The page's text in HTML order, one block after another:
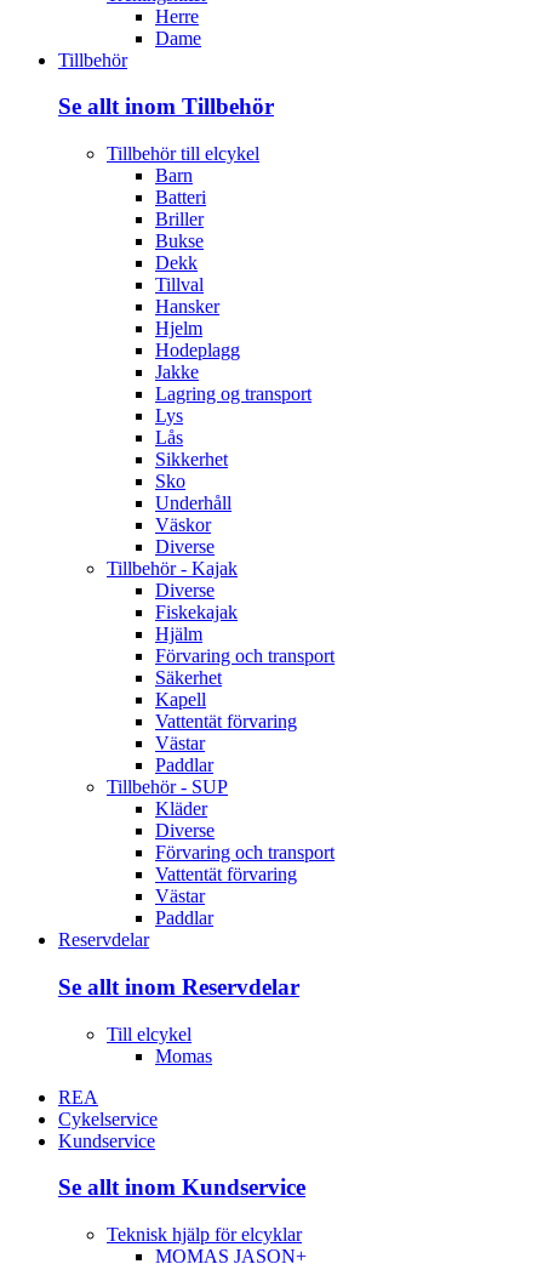
Herre
Dame
Tillbehör
Se allt inom Tillbehör
Tillbehör till elcykel
Barn
Batteri
Briller
Bukse
Dekk
Tillval
Hansker
Hjelm
Hodeplagg
Jakke
Lagring og transport
Lys
Lås
Sikkerhet
Sko
Underhåll
Väskor
Diverse
Tillbehör - Kajak
Diverse
Fiskekajak
Hjälm
Förvaring och transport
Säkerhet
Kapell
Vattentät förvaring
Västar
Paddlar
Tillbehör - SUP
Kläder
Diverse
Förvaring och transport
Vattentät förvaring
Västar
Paddlar
Reservdelar
Se allt inom Reservdelar
Till elcykel
Momas
REA
Cykelservice
Kundservice
Se allt inom Kundservice
Teknisk hjälp för elcyklar
MOMAS JASON+